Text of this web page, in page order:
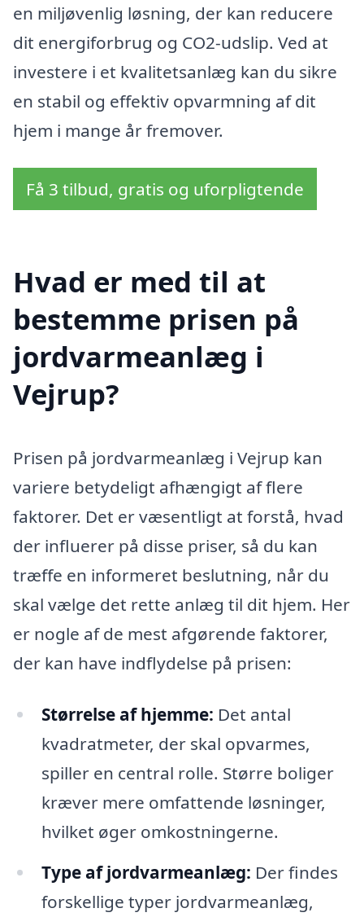
en miljøvenlig løsning, der kan reducere
dit energiforbrug og CO2-udslip. Ved at
investere i et kvalitetsanlæg kan du sikre
en stabil og effektiv opvarmning af dit
hjem i mange år fremover.
Få 3 tilbud, gratis og uforpligtende
Hvad er med til at
bestemme prisen på
jordvarmeanlæg i
Vejrup?
Prisen på jordvarmeanlæg i Vejrup kan
variere betydeligt afhængigt af flere
faktorer. Det er væsentligt at forstå, hvad
der influerer på disse priser, så du kan
træffe en informeret beslutning, når du
skal vælge det rette anlæg til dit hjem. Her
er nogle af de mest afgørende faktorer,
der kan have indflydelse på prisen:
Størrelse af hjemme: Det antal
kvadratmeter, der skal opvarmes,
spiller en central rolle. Større boliger
kræver mere omfattende løsninger,
hvilket øger omkostningerne.
Type af jordvarmeanlæg: Der findes
forskellige typer jordvarmeanlæg,